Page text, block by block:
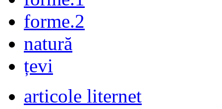
forme.2
natură
țevi
articole liternet